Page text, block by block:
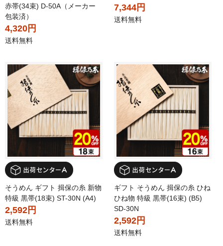
赤帯(34束) D-50A（メーカー
包装済）
4,320円
送料無料
7,344円
送料無料
そうめん ギフト 揖保の糸 新物
特級 黒帯(18束) ST-30N (A4)
2,592円
送料無料
ギフト そうめん 揖保の糸 ひね
ひね物 特級 黒帯(16束) (B5)
SD-30N
2,592円
送料無料